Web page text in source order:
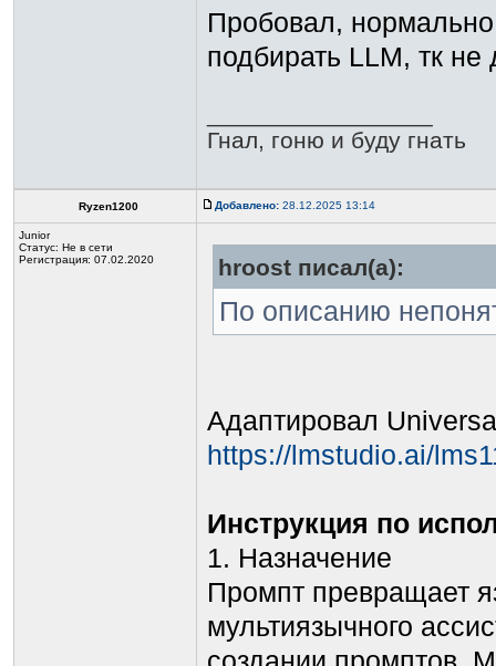
Пробовал,
подбирать LLM, тк не
Гнал, гоню и буду гнать
Ryzen1200 Добавлено: 28.12.2025 13:14
Junior
Статус: Не в сети
Регистрация: 07.02.2020
hroost писал(а):
По описанию
Адаптировал
https://lmstudio.ai/
Инструкция по
1. Назначение
Промпт превращает
мультиязычного